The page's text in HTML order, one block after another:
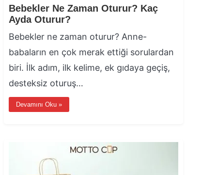
Bebekler Ne Zaman Oturur? Kaç
Ayda Oturur?
Bebekler ne zaman oturur? Anne-
babaların en çok merak ettiği sorulardan
biri. İlk adım, ilk kelime, ek gıdaya geçiş,
desteksiz oturuş…
Devamını Oku »